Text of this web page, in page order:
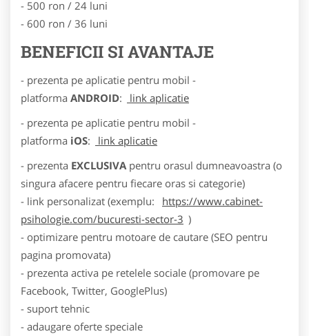
- 500 ron / 24 luni
- 600 ron / 36 luni
BENEFICII SI AVANTAJE
- prezenta pe aplicatie pentru mobil -
platforma ANDROID:
link aplicatie
- prezenta pe aplicatie pentru mobil -
platforma iOS:
link aplicatie
- prezenta EXCLUSIVA pentru orasul dumneavoastra (o
singura afacere pentru fiecare oras si categorie)
- link personalizat (exemplu:
https://www.cabinet-
psihologie.com/bucuresti-sector-3 )
- optimizare pentru motoare de cautare (SEO pentru
pagina promovata)
- prezenta activa pe retelele sociale (promovare pe
Facebook, Twitter, GooglePlus)
- suport tehnic
- adaugare oferte speciale